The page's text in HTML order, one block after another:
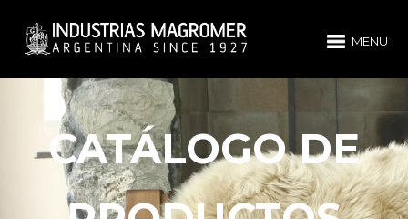
MENU
CATÁLOGO DE